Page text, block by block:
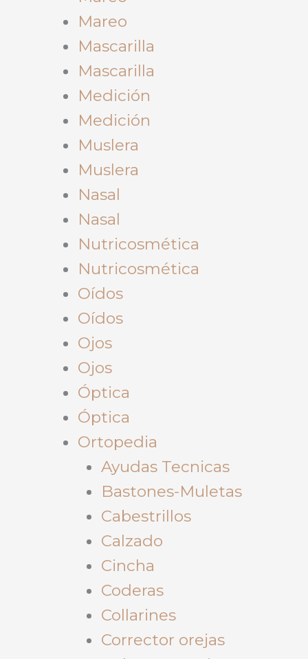
Mareo
Mascarilla
Mascarilla
Medición
Medición
Muslera
Muslera
Nasal
Nasal
Nutricosmética
Nutricosmética
Oídos
Oídos
Ojos
Ojos
Óptica
Óptica
Ortopedia
Ayudas Tecnicas
Bastones-Muletas
Cabestrillos
Calzado
Cincha
Coderas
Collarines
Corrector orejas